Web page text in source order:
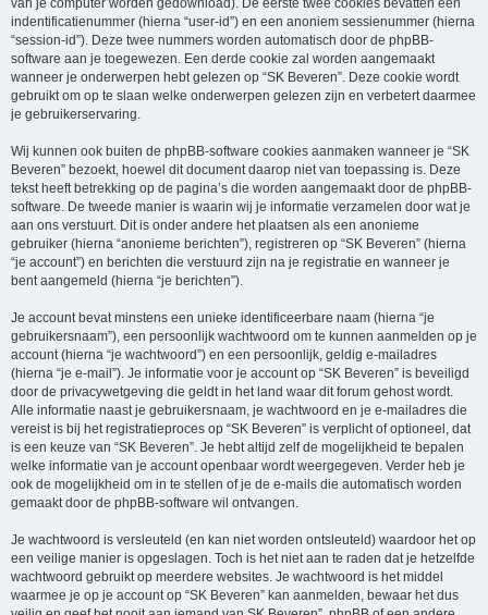
van je computer worden gedownload). De eerste twee cookies bevatten een
indentificatienummer (hierna “user-id”) en een anoniem sessienummer (hierna
“session-id”). Deze twee nummers worden automatisch door de phpBB-
software aan je toegewezen. Een derde cookie zal worden aangemaakt
wanneer je onderwerpen hebt gelezen op “SK Beveren”. Deze cookie wordt
gebruikt om op te slaan welke onderwerpen gelezen zijn en verbetert daarmee
je gebruikerservaring.
Wij kunnen ook buiten de phpBB-software cookies aanmaken wanneer je “SK
Beveren” bezoekt, hoewel dit document daarop niet van toepassing is. Deze
tekst heeft betrekking op de pagina’s die worden aangemaakt door de phpBB-
software. De tweede manier is waarin wij je informatie verzamelen door wat je
aan ons verstuurt. Dit is onder andere het plaatsen als een anonieme
gebruiker (hierna “anonieme berichten”), registreren op “SK Beveren” (hierna
“je account”) en berichten die verstuurd zijn na je registratie en wanneer je
bent aangemeld (hierna “je berichten”).
Je account bevat minstens een unieke identificeerbare naam (hierna “je
gebruikersnaam”), een persoonlijk wachtwoord om te kunnen aanmelden op je
account (hierna “je wachtwoord”) en een persoonlijk, geldig e-mailadres
(hierna “je e-mail”). Je informatie voor je account op “SK Beveren” is beveiligd
door de privacywetgeving die geldt in het land waar dit forum gehost wordt.
Alle informatie naast je gebruikersnaam, je wachtwoord en je e-mailadres die
vereist is bij het registratieproces op “SK Beveren” is verplicht of optioneel, dat
is een keuze van “SK Beveren”. Je hebt altijd zelf de mogelijkheid te bepalen
welke informatie van je account openbaar wordt weergegeven. Verder heb je
ook de mogelijkheid om in te stellen of je de e-mails die automatisch worden
gemaakt door de phpBB-software wil ontvangen.
Je wachtwoord is versleuteld (en kan niet worden ontsleuteld) waardoor het op
een veilige manier is opgeslagen. Toch is het niet aan te raden dat je hetzelfde
wachtwoord gebruikt op meerdere websites. Je wachtwoord is het middel
waarmee je op je account op “SK Beveren” kan aanmelden, bewaar het dus